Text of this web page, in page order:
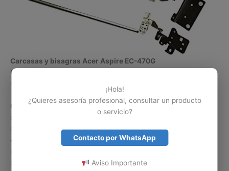
Carcasas y bisagras Acer Aspire EC-470G
Contamos con la experiencia y el personal para cambiar o
reparar la carcasa de un portátil Acer Aspire EC-470G.
Carcasas Aspire EC-470G.
Disponemos de diferentes
carcasas para computadores portátiles Acer Aspire. Si la
carcasa de su computador Acer Aspire no está disponible para
entrega inmediata, estamos en la capacidad de solicitarla bajo
pedido e instalarla. Gracias a esto podemos ofrecer garantía
por nuestro trabajo y facilitar la vida de nuestros clientes
¡Hola!
¿Quieres asesoría profesional, consultar un producto
o servicio?
Contacto por WhatsApp
Aviso Importante